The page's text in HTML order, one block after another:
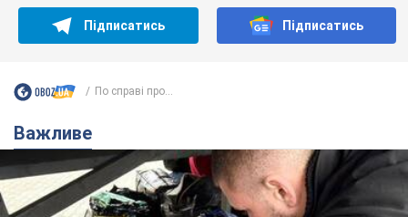
Підписатись Підписатись
По справі про...
Важливе